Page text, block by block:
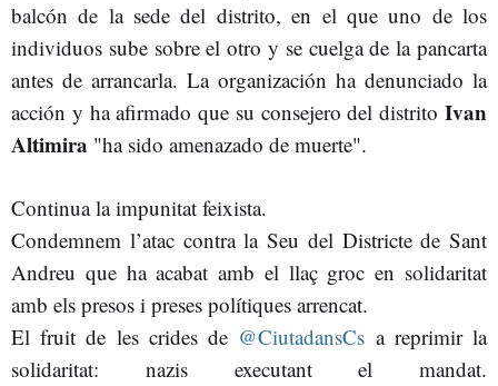
balcón de la sede del distrito, en el que uno de los
individuos sube sobre el otro y se cuelga de la pancarta
antes de arrancarla. La organización ha denunciado la
acción y ha afirmado que su consejero del distrito Ivan
Altimira "ha sido amenazado de muerte".
Continua la impunitat feixista.
Condemnem l’atac contra la Seu del Districte de Sant
Andreu que ha acabat amb el llaç groc en solidaritat
amb els presos i preses polítiques arrencat.
El fruit de les crides de @CiutadansCs a reprimir la
solidaritat: nazis executant el mandat.